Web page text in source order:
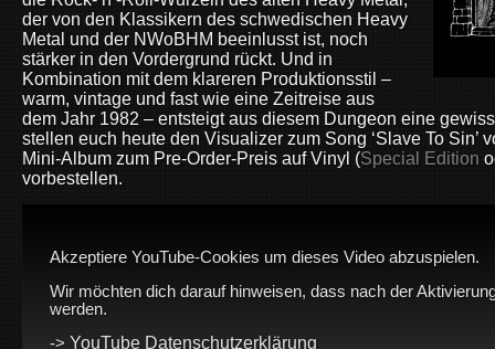
der von den Klassikern des schwedischen Heavy
Metal und der NWoBHM beeinlusst ist, noch
stärker in den Vordergrund rückt. Und in
Kombination mit dem klareren Produktionsstil –
warm, vintage und fast wie eine Zeitreise aus
dem Jahr 1982 – entsteigt aus diesem Dungeon eine
stellen euch heute den Visualizer zum Song ‘Slave To Sin’
Mini-Album zum Pre-Order-Preis auf Vinyl (Special Edition
vorbestellen.
Akzeptiere YouTube-Cookies um dieses Video abzuspielen.
Wir möchten dich darauf hinweisen, dass nach der
werden.
-> YouTube Datenschutzerklärung